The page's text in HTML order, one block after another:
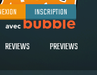
INSCRIPTION
REVIEWS PREVIEWS